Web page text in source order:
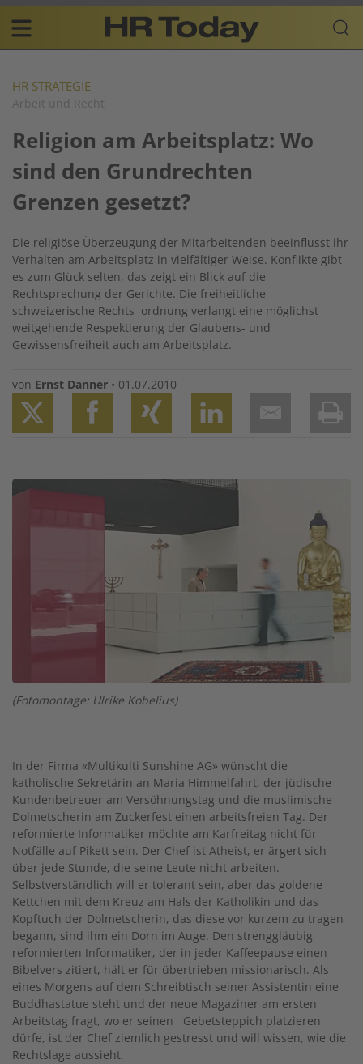
Skip
content
Plattform
für
Resources
navigation
DE
HR STRATEGIE
Arbeit und Recht
Religion am Arbeitsplatz: Wo
sind den Grundrechten
Grenzen gesetzt?
Die religiöse Überzeugung der Mitarbeitenden beeinflusst ihr
Verhalten am Arbeitsplatz in vielfältiger Weise. Konflikte gibt
es zum Glück selten, das zeigt ein Blick auf die
Rechtsprechung der Gerichte. Die freiheitliche
schweizerische Rechts ordnung verlangt eine möglichst
weitgehende Respektierung der Glaubens- und
Gewissensfreiheit auch am Arbeitsplatz.
von Ernst Danner • 01.07.2010
Image
(Fotomontage: Ulrike Kobelius)
In der Firma «Multikulti Sunshine AG» wünscht die
katholische Sekretärin an Maria Himmelfahrt, der jüdische
Kundenbetreuer am Versöhnungstag und die muslimische
Dolmetscherin am Zuckerfest einen arbeitsfreien Tag. Der
reformierte Informatiker möchte am Karfreitag nicht für
Notfälle auf Pikett sein. Der Chef ist Atheist, er ärgert sich
über jede Stunde, die seine Leute nicht arbeiten.
Selbstverständlich will er tolerant sein, aber das goldene
Kettchen mit dem Kreuz am Hals der Katholikin und das
Kopftuch der Dolmetscherin, das diese vor kurzem zu tragen
begann, sind ihm ein Dorn im Auge. Den strenggläubig
reformierten Informatiker, der in jeder Kaffeepause einen
Bibelvers zitiert, hält er für übertrieben missionarisch. Als
eines Morgens auf dem Schreibtisch seiner Assistentin eine
Buddhastatue steht und der neue Magaziner am ersten
Arbeitstag fragt, wo er seinen Gebetsteppich platzieren
dürfe, ist der Chef ziemlich gestresst und will wissen, wie die
Rechtslage aussieht.